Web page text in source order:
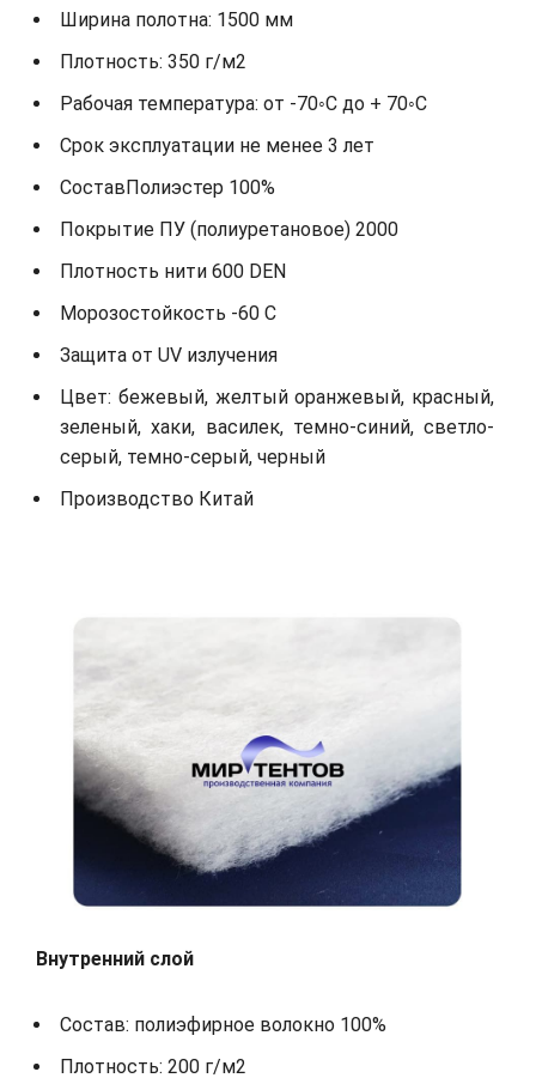
Ширина полотна: 1500 мм
Плотность: 350 г/м2
Рабочая температура: от -70◦С до + 70◦С
Срок эксплуатации не менее 3 лет
СоставПолиэстер 100%
Покрытие ПУ (полиуретановое) 2000
Плотность нити 600 DEN
Морозостойкость -60 С
Защита от UV излучения
Цвет: бежевый, желтый оранжевый, красный,
зеленый, хаки, василек, темно-синий, светло-
серый, темно-серый, черный
Производство Китай
Внутренний слой
Состав: полиэфирное волокно 100%
Плотность: 200 г/м2